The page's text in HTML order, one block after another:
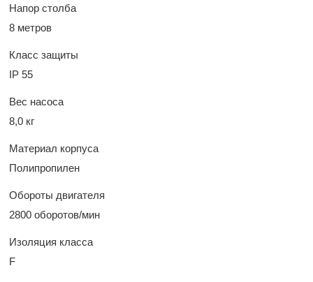
Напор столба
8 метров
Класс защиты
IP 55
Вес насоса
8,0 кг
Материал корпуса
Полипропилен
Обороты двигателя
2800 оборотов/мин
Изоляция класса
F